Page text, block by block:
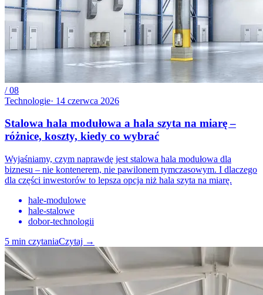
/08
Technologie· 14 czerwca 2026
Stalowa hala modułowa a hala szyta na miarę –
różnice, koszty, kiedy co wybrać
Wyjaśniamy, czym naprawdę jest stalowa hala modułowa dla
biznesu – nie kontenerem, nie pawilonem tymczasowym. I dlaczego
dla części inwestorów to lepsza opcja niż hala szyta na miarę.
hale-modulowe
hale-stalowe
dobor-technologii
5 min czytaniaCzytaj →